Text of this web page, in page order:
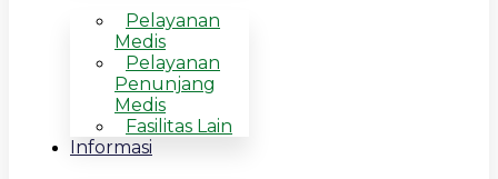
Pelayanan
Medis
Pelayanan
Penunjang
Medis
Fasilitas Lain
Informasi